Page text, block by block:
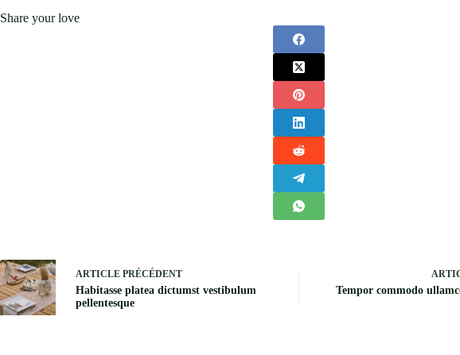
Share your love
ARTICLE PRÉCÉDENT
Habitasse platea dictumst vestibulum
pellentesque
Tempor commodo